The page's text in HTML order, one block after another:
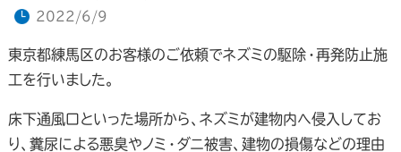
2022/6/9
東京都練馬区のお客様のご依頼でネズミの駆除・再発防止施
工を行いました。
床下通風口といった場所から、ネズミが建物内へ侵入してお
り、糞尿による悪臭やノミ・ダニ被害、建物の損傷などの理由